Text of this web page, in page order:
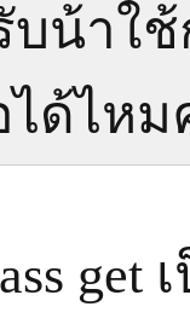
น้าใ
ด้ไห
get